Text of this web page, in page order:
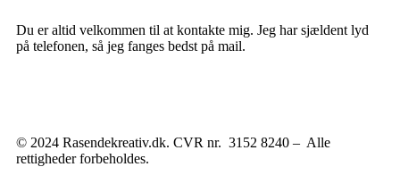
Du er altid velkommen til at kontakte mig. Jeg har sjældent lyd
på telefonen, så jeg fanges bedst på mail.
© 2024 Rasendekreativ.dk. CVR nr. 3152 8240 – Alle
rettigheder forbeholdes.